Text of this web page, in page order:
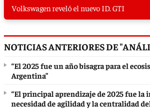
Volkswagen reveló el nuevo ID. GTI
NOTICIAS ANTERIORES DE
“El 2025 fue un año bisagra para el
Argentina”
“El principal aprendizaje de 2025 fue la
necesidad de agilidad y la centralidad